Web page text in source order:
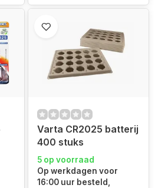
Varta CR2025 batterij
400 stuks
5 op voorraad
Op werkdagen voor
16:00 uur besteld,